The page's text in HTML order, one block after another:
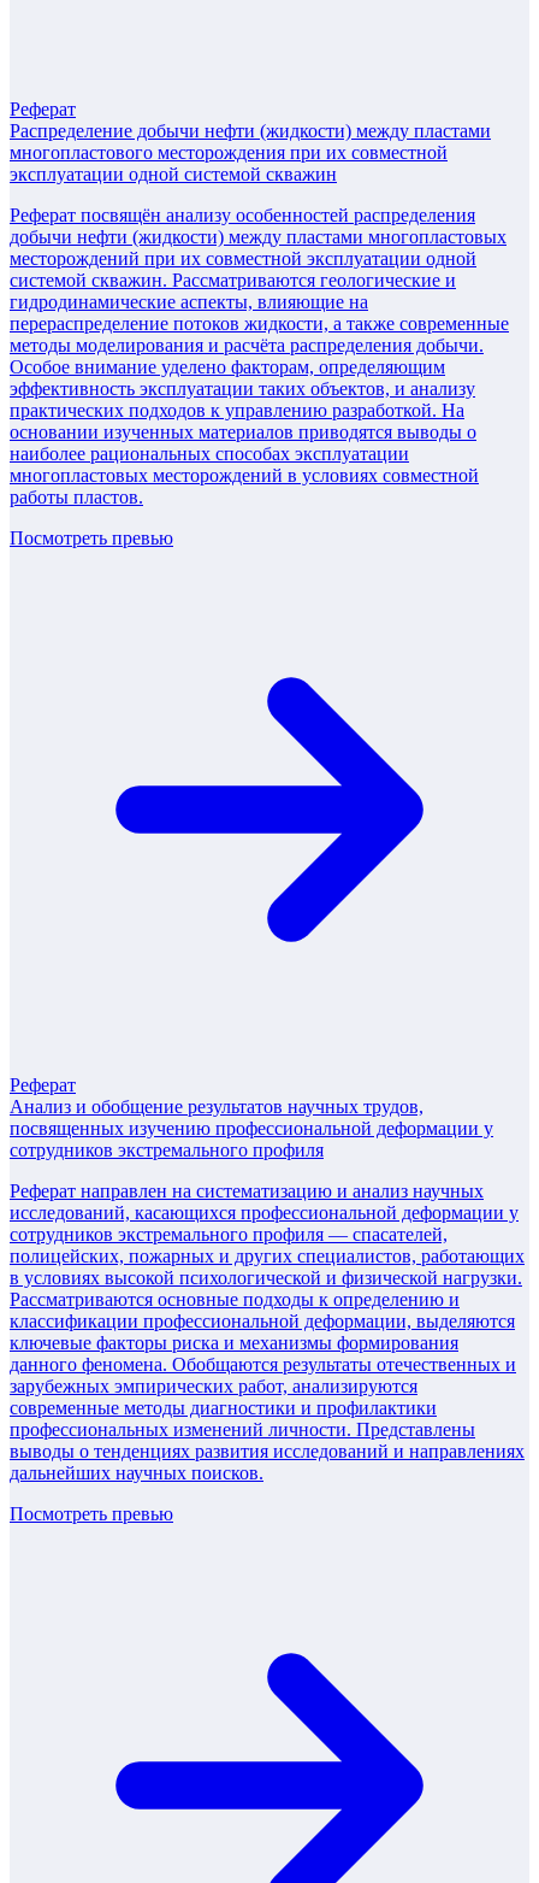
Реферат
Распределение добычи нефти (жидкости) между пластами
многопластового месторождения при их совместной
эксплуатации одной системой скважин
Реферат посвящён анализу особенностей распределения
добычи нефти (жидкости) между пластами многопластовых
месторождений при их совместной эксплуатации одной
системой скважин. Рассматриваются геологические и
гидродинамические аспекты, влияющие на
перераспределение потоков жидкости, а также современные
методы моделирования и расчёта распределения добычи.
Особое внимание уделено факторам, определяющим
эффективность эксплуатации таких объектов, и анализу
практических подходов к управлению разработкой. На
основании изученных материалов приводятся выводы о
наиболее рациональных способах эксплуатации
многопластовых месторождений в условиях совместной
работы пластов.
Посмотреть превью
Реферат
Анализ и обобщение результатов научных трудов,
посвященных изучению профессиональной деформации у
сотрудников экстремального профиля
Реферат направлен на систематизацию и анализ научных
исследований, касающихся профессиональной деформации у
сотрудников экстремального профиля — спасателей,
полицейских, пожарных и других специалистов, работающих
в условиях высокой психологической и физической нагрузки.
Рассматриваются основные подходы к определению и
классификации профессиональной деформации, выделяются
ключевые факторы риска и механизмы формирования
данного феномена. Обобщаются результаты отечественных и
зарубежных эмпирических работ, анализируются
современные методы диагностики и профилактики
профессиональных изменений личности. Представлены
выводы о тенденциях развития исследований и направлениях
дальнейших научных поисков.
Посмотреть превью